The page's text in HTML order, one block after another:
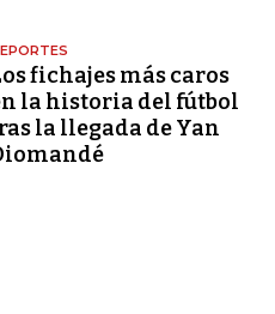
fichajes más caros
la historia del fútbol
la llegada de Yan